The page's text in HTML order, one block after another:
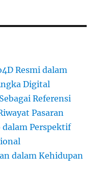
Resmi dalam
Digital
Referensi
Pasaran
Perspektif
dalam Kehidupan